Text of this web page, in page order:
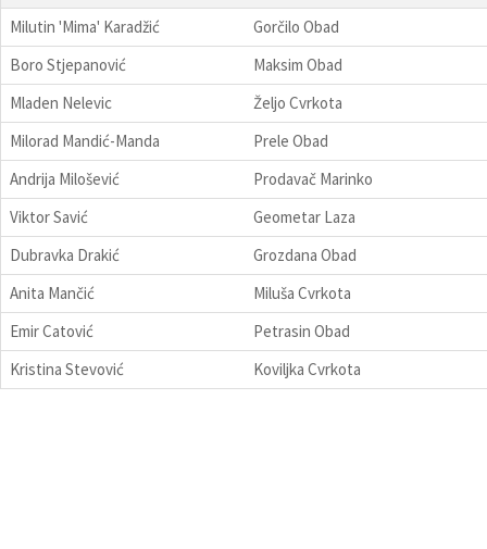
Milutin 'Mima' Karadžić
Gorčilo Obad
Boro Stjepanović
Maksim Obad
Mladen Nelevic
Željo Cvrkota
Milorad Mandić-Manda
Prele Obad
Andrija Milošević
Prodavač Marinko
Viktor Savić
Geometar Laza
Dubravka Drakić
Grozdana Obad
Anita Mančić
Miluša Cvrkota
Emir Catović
Petrasin Obad
Kristina Stevović
Koviljka Cvrkota